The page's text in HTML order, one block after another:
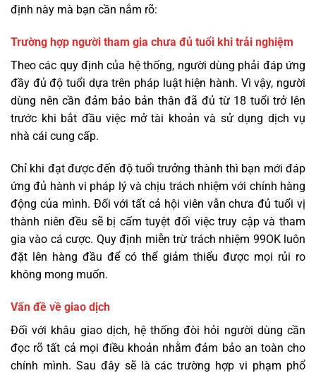
định này mà bạn cần nắm rõ:
Trường hợp người tham gia chưa đủ tuổi khi trải nghiệm
Theo các quy định của hệ thống, người dùng phải đáp ứng
đầy đủ độ tuổi dựa trên pháp luật hiện hành. Vì vậy, người
dùng nên cần đảm bảo bản thân đã đủ từ 18 tuổi trở lên
trước khi bắt đầu việc mở tài khoản và sử dụng dịch vụ
nhà cái cung cấp.
Chỉ khi đạt được đến độ tuổi trưởng thành thì bạn mới đáp
ứng đủ hành vi pháp lý và chịu trách nhiệm với chính hàng
động của mình. Đối với tất cả hội viên vẫn chưa đủ tuổi vị
thành niên đều sẽ bị cấm tuyệt đối việc truy cập và tham
gia vào cá cược. Quy định miễn trừ trách nhiệm 99OK luôn
đặt lên hàng đầu để có thể giảm thiểu được mọi rủi ro
không mong muốn.
Vấn đề về giao dịch
Đối với khâu giao dịch, hệ thống đòi hỏi người dùng cần
đọc rõ tất cả mọi điều khoản nhằm đảm bảo an toàn cho
chính mình. Sau đây sẽ là các trường hợp vi phạm phổ